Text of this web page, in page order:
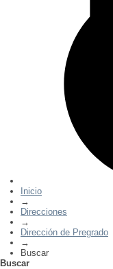
Inicio
→
Direcciones
→
Dirección de Pregrado
→
Buscar
Buscar